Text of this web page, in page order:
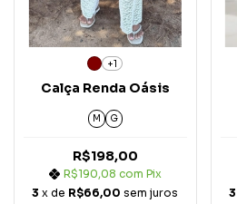
+1
Calça Renda Oásis
M G
R$198,00
R$190,08 com Pix
3 x de R$66,00 sem juros
3